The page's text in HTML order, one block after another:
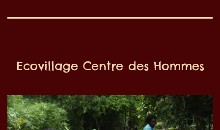
Ecovillage Centre des Hommes